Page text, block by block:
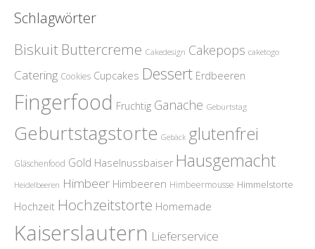
Schlagwörter
Biskuit Buttercreme Cakedesign Cakepops caketogo
Catering Cookies Cupcakes Dessert Erdbeeren
Fingerfood Fruchtig Ganache Geburtstag
Geburtstagstorte Gebäck glutenfrei
Gläschenfood Gold Haselnussbaiser Hausgemacht
Heidelbeeren Himbeer Himbeeren Himbeermousse Himmelstorte
Hochzeit Hochzeitstorte Homemade
Kaiserslautern Lieferservice